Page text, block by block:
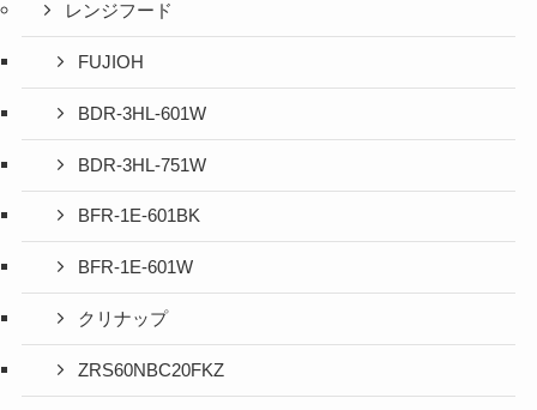
レンジフード
FUJIOH
BDR-3HL-601W
BDR-3HL-751W
BFR-1E-601BK
BFR-1E-601W
クリナップ
ZRS60NBC20FKZ